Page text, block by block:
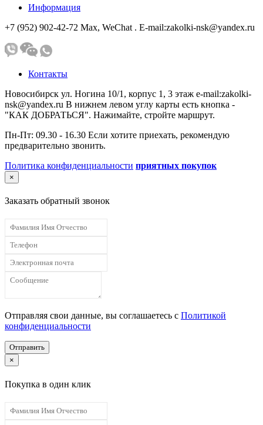
Информация
+7 (952) 902-42-72 Мах, WeChat . E-mail:zakolki-nsk@yandex.ru
Контакты
Новосибирск ул. Ногина 10/1, корпус 1, 3 этаж e-mail:zakolki-
nsk@yandex.ru В нижнем левом углу карты есть кнопка -
"КАК ДОБРАТЬСЯ". Нажимайте, стройте маршрут.
Пн-Пт: 09.30 - 16.30 Если хотите приехать, рекомендую
предварительно звонить.
Политика конфиденциальности приятных покупок
×
Заказать обратный звонок
Отправляя свои данные, вы соглашаетесь с Политикой
конфиденциальности
Отправить
×
Покупка в один клик